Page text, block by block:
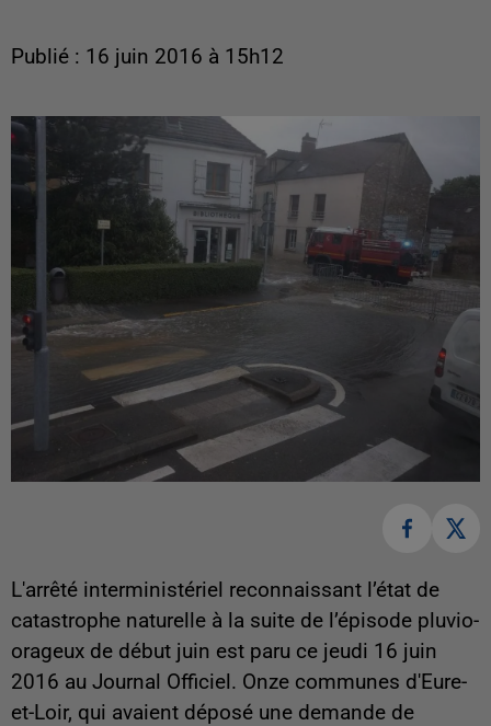
Publié : 16 juin 2016 à 15h12
L'arrêté interministériel reconnaissant l’état de
catastrophe naturelle à la suite de l’épisode pluvio-
orageux de début juin est paru ce jeudi 16 juin
2016 au Journal Officiel. Onze communes d'Eure-
et-Loir, qui avaient déposé une demande de